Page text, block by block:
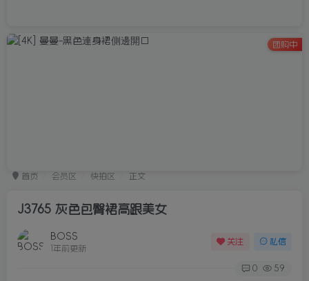
团购中
首页 会员区 快拍区 正文
J3765 灰色包臀裙高跟美女
BOSS
1年前更新
关注 私信
0 59